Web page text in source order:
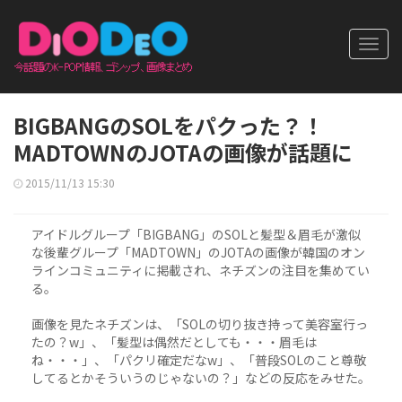
BIGBANGのSOLをパクった？！
MADTOWNのJOTAの画像が話題に
2015/11/13 15:30
アイドルグループ「BIGBANG」のSOLと髪型＆眉毛が激似
な後輩グループ「MADTOWN」のJOTAの画像が韓国のオン
ラインコミュニティに掲載され、ネチズンの注目を集めてい
る。
画像を見たネチズンは、「SOLの切り抜き持って美容室行っ
たの？w」、「髪型は偶然だとしても・・・眉毛は
ね・・・」、「パクリ確定だなw」、「普段SOLのこと尊敬
してるとかそういうのじゃないの？」などの反応をみせた。